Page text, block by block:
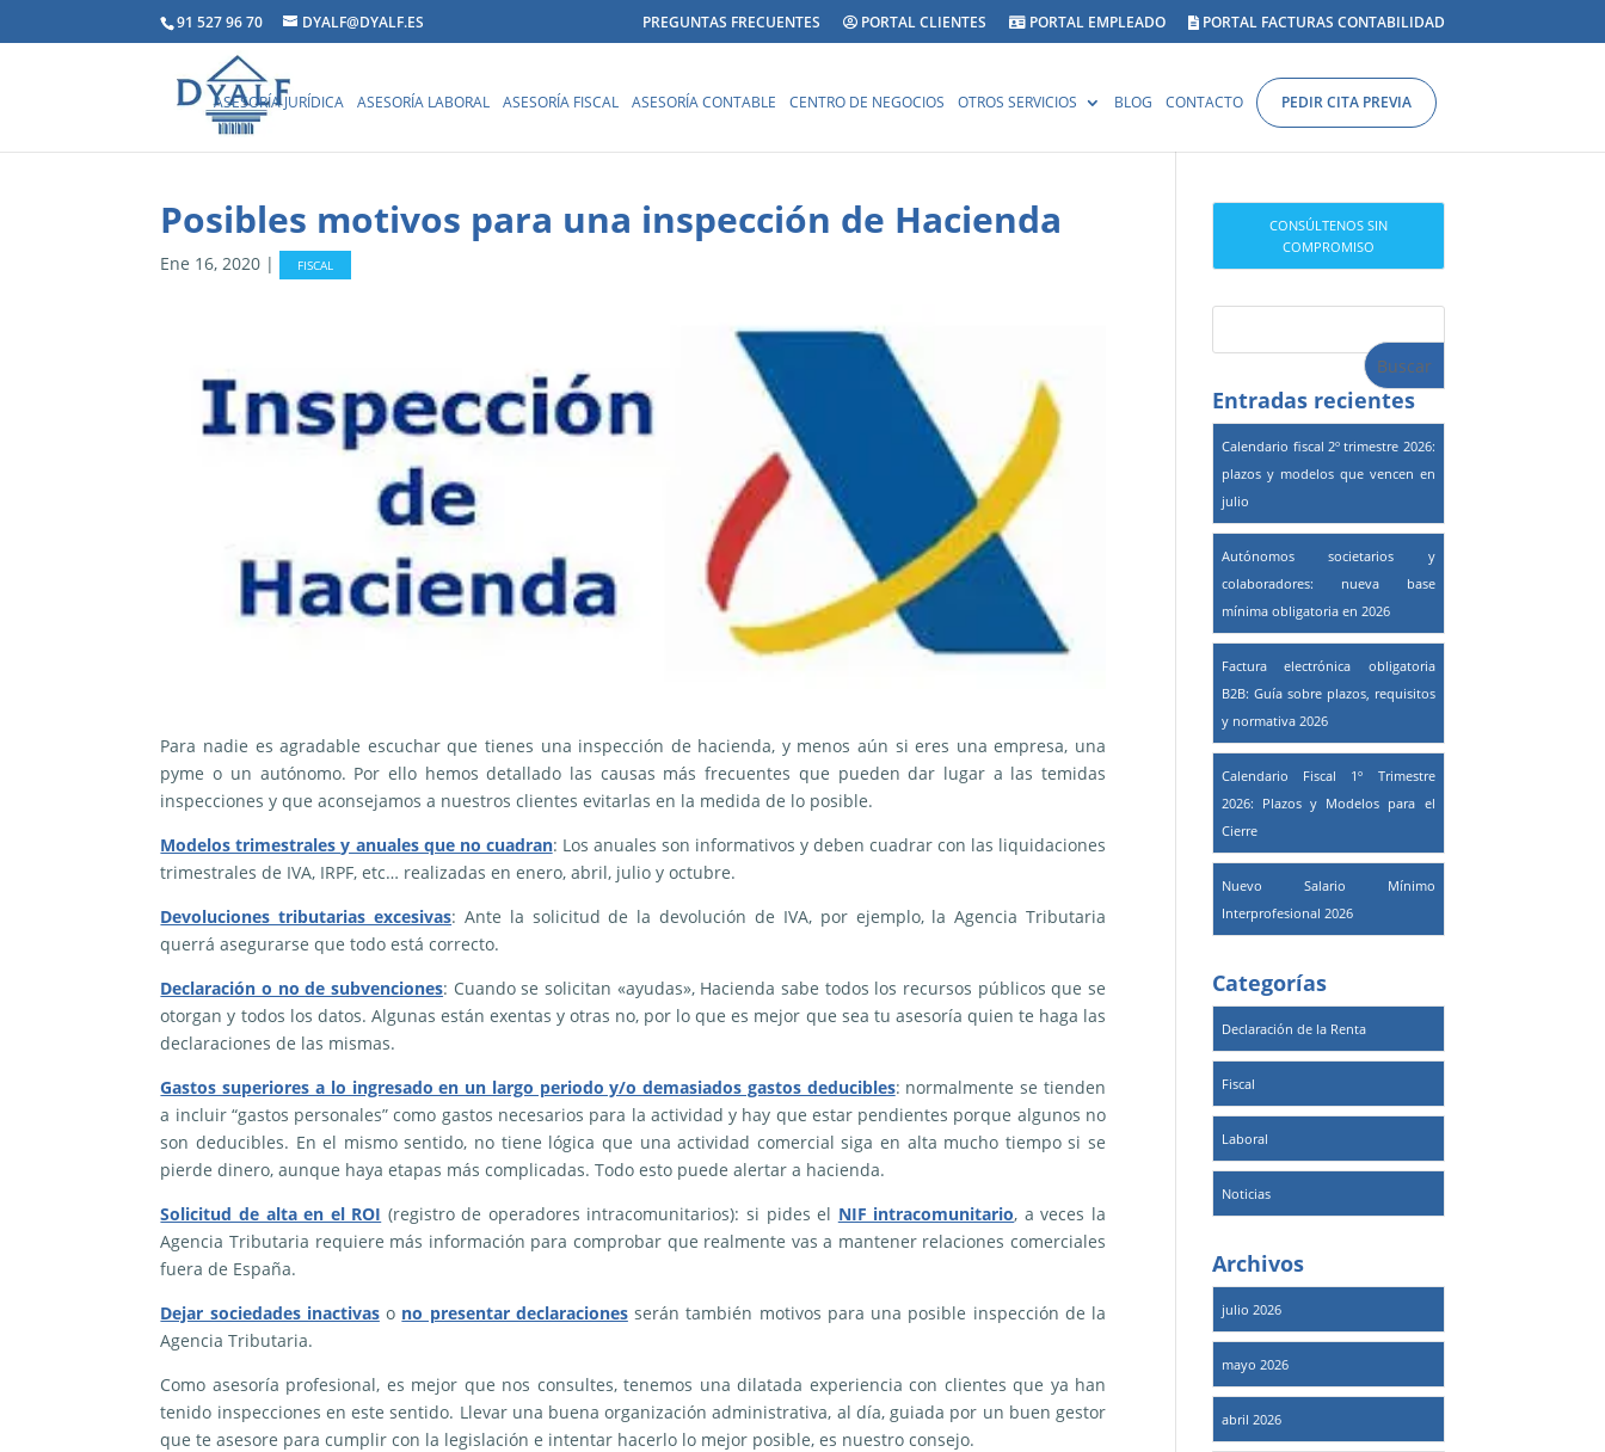
91 527 96 70 DYALF@DYALF.ES PREGUNTAS FRECUENTES PORTAL CLIENTES PORTAL EMPLEADO PORTAL FACTURAS CONTABILIDAD
ASESORÍA JURÍDICA ASESORÍA LABORAL ASESORÍA FISCAL ASESORÍA CONTABLE CENTRO DE NEGOCIOS OTROS SERVICIOS BLOG CONTACTO PEDIR CITA PREVIA
Posibles motivos para una inspección de Hacienda
Ene 16, 2020 | FISCAL
Para nadie es agradable escuchar que tienes una inspección de hacienda, y menos aún si eres una empresa, una
pyme o un autónomo. Por ello hemos detallado las causas más frecuentes que pueden dar lugar a las temidas
inspecciones y que aconsejamos a nuestros clientes evitarlas en la medida de lo posible.
Modelos trimestrales y anuales que no cuadran: Los anuales son informativos y deben cuadrar con las liquidaciones
trimestrales de IVA, IRPF, etc… realizadas en enero, abril, julio y octubre.
Devoluciones tributarias excesivas: Ante la solicitud de la devolución de IVA, por ejemplo, la Agencia Tributaria
querrá asegurarse que todo está correcto.
Declaración o no de subvenciones: Cuando se solicitan «ayudas», Hacienda sabe todos los recursos públicos que se
otorgan y todos los datos. Algunas están exentas y otras no, por lo que es mejor que sea tu asesoría quien te haga las
declaraciones de las mismas.
Gastos superiores a lo ingresado en un largo periodo y/o demasiados gastos deducibles: normalmente se tienden
a incluir “gastos personales” como gastos necesarios para la actividad y hay que estar pendientes porque algunos no
son deducibles. En el mismo sentido, no tiene lógica que una actividad comercial siga en alta mucho tiempo si se
pierde dinero, aunque haya etapas más complicadas. Todo esto puede alertar a hacienda.
Solicitud de alta en el ROI (registro de operadores intracomunitarios): si pides el NIF intracomunitario, a veces la
Agencia Tributaria requiere más información para comprobar que realmente vas a mantener relaciones comerciales
fuera de España.
Dejar sociedades inactivaso no presentar declaracionesserán también motivos para una posible inspección de la
Agencia Tributaria.
Como asesoría profesional, es mejor que nos consultes, tenemos una dilatada experiencia con clientes que ya han
tenido inspecciones en este sentido. Llevar una buena organización administrativa, al día, guiada por un buen gestor
que te asesore para cumplir con la legislación e intentar hacerlo lo mejor posible, es nuestro consejo.
CONSÚLTENOS SIN
COMPROMISO
Entradas recientes
Calendario fiscal 2º trimestre 2026:
plazos y modelos que vencen en
julio
Autónomos societarios y
colaboradores: nueva base
mínima obligatoria en 2026
Factura electrónica obligatoria
B2B: Guía sobre plazos, requisitos
y normativa 2026
Calendario Fiscal 1º Trimestre
2026: Plazos y Modelos para el
Cierre
Nuevo Salario Mínimo
Interprofesional 2026
Categorías
Declaración de la Renta
Fiscal
Laboral
Noticias
Archivos
julio 2026
mayo 2026
abril 2026